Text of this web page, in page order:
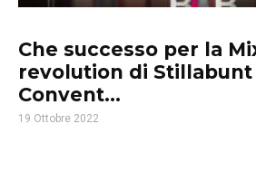
Che successo per la
revolution di Stillabunt
Convent...
19 Ottobre 2022